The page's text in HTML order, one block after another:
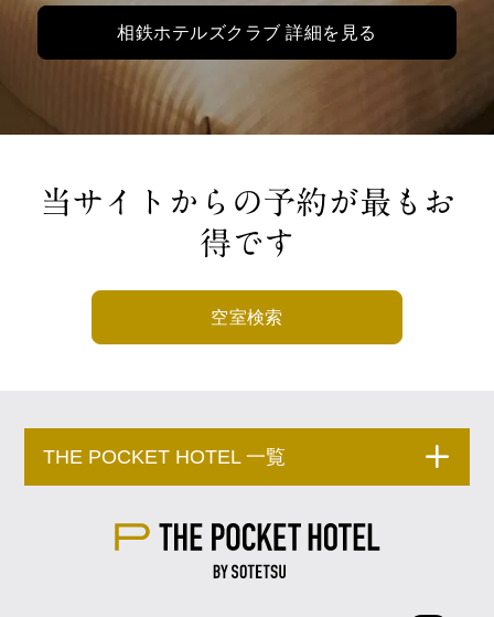
相鉄ホテルズクラブ 詳細を見る
当サイトからの予約が最もお
得です
空室検索
THE POCKET HOTEL 一覧